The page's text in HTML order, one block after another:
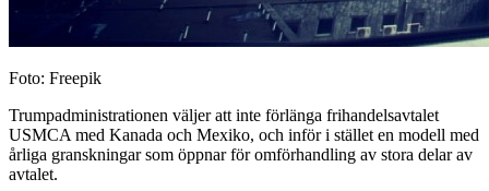
Foto: Freepik
Trumpadministrationen väljer att inte förlänga frihandelsavtalet
USMCA med Kanada och Mexiko, och inför i stället en modell med
årliga granskningar som öppnar för omförhandling av stora delar av
avtalet.